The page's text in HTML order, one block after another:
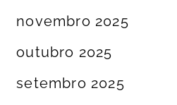
novembro 2025
outubro 2025
setembro 2025